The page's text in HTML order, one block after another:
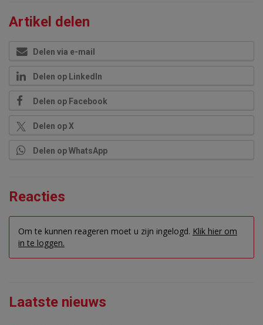
Artikel delen
Delen via e-mail
Delen op LinkedIn
Delen op Facebook
Delen op X
Delen op WhatsApp
Reacties
Om te kunnen reageren moet u zijn ingelogd. Klik hier om
in te loggen.
Laatste nieuws